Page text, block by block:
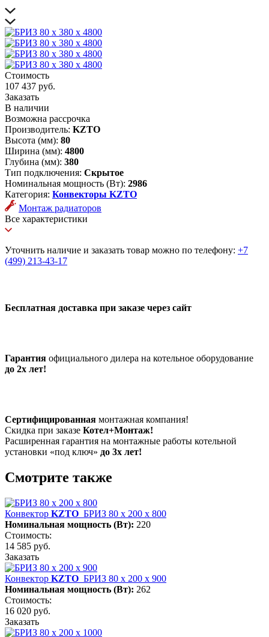
Стоимость
107 437 руб.
Заказать
В наличии
Возможна рассрочка
Производитель: KZTO
Высота (мм): 80
Ширина (мм): 4800
Глубина (мм): 380
Тип подключения: Скрытое
Номинальная мощность (Вт): 2986
Категория: Конвекторы KZTO
Монтаж радиаторов
Все характеристики
Уточнить наличие и заказать товар можно по телефону: +7
(499) 213-43-17
Бесплатная доставка при заказе через сайт
Гарантия официального дилера на котельное оборудование
до 2х лет!
Сертифицированная монтажная компания!
Скидка при заказе Котел+Монтаж!
Расширенная гарантия на монтажные работы котельной
установки «под ключ» до 3х лет!
Смотрите также
Конвектор KZTO БРИЗ 80 х 200 х 800
Номинальная мощность (Вт): 220
Стоимость:
14 585 руб.
Заказать
Конвектор KZTO БРИЗ 80 х 200 х 900
Номинальная мощность (Вт): 262
Стоимость:
16 020 руб.
Заказать